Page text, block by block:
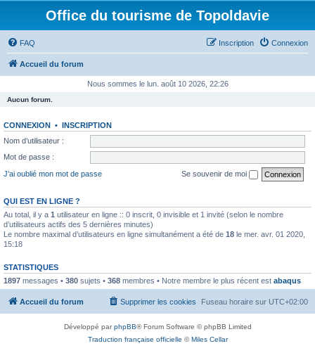
Office du tourisme de Topoldavie
FAQ Connexion
Inscription
Accueil du forum
Nous sommes le lun. août 10 2026, 22:26
Aucun forum.
CONNEXION • INSCRIPTION
Nom d’utilisateur :
Mot de passe :
J’ai oublié mon mot de passe
Se souvenir de moi
QUI EST EN LIGNE ?
Au total, il y a 1 utilisateur en ligne :: 0 inscrit, 0 invisible et 1 invité (selon le nombre
d’utilisateurs actifs des 5 dernières minutes)
Le nombre maximal d’utilisateurs en ligne simultanément a été de 18 le mer. avr. 01 2020,
15:18
STATISTIQUES
1897 messages • 380 sujets • 368 membres • Notre membre le plus récent est abaqus
Accueil du forum Fuseau horaire sur UTC+02:00
Supprimer les cookies
Développé parphpBB® Forum Software © phpBB Limited
Traduction française officielle ©Miles Cellar